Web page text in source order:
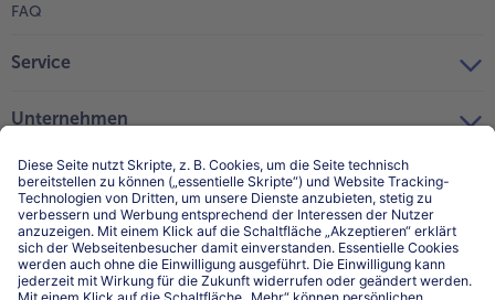
FAQ
Service
Unternehmen
Über uns